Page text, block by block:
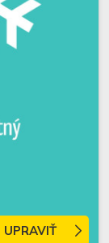
UPRAVIŤ